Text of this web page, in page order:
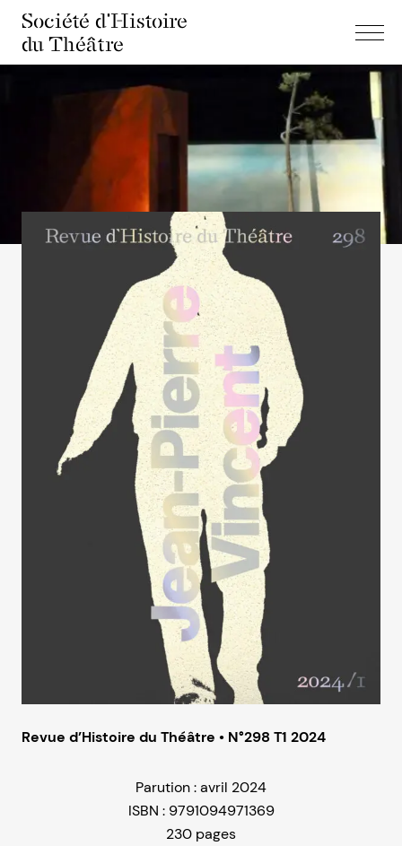
Société d'Histoire
du Théâtre
Revue d’Histoire du Théâtre • N°298 T1 2024
Parution : avril 2024
ISBN : 9791094971369
230 pages